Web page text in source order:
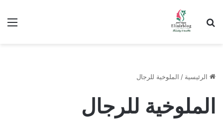
ابحث عن
الرئيسية / الملوخية للرجال
الملوخية للرجال